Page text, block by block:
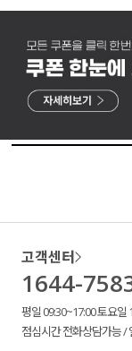
고객센터
1644-
평일 09:30~17:00 토요일
점심시간 전화상담가능 /